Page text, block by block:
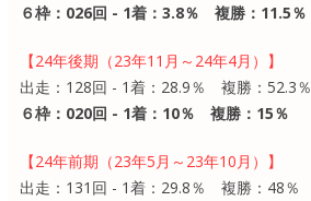
６枠：026回 - 1着：3.8％ 複勝：11.5％
【24年後期（23年11月～24年4月）】
出走：128回 - 1着：28.9％ 複勝：52.3％
６枠：020回 - 1着：10％ 複勝：15％
【24年前期（23年5月～23年10月）】
出走：131回 - 1着：29.8％ 複勝：48％